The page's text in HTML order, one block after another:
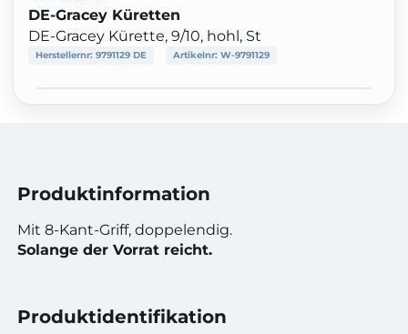
DE-Gracey Küretten
DE-Gracey Kürette, 9/10, hohl, St
Herstellernr: 9791129 DE Artikelnr: W-9791129
Produktinformation
Mit 8-Kant-Griff, doppelendig.
Solange der Vorrat reicht.
Produktidentifikation